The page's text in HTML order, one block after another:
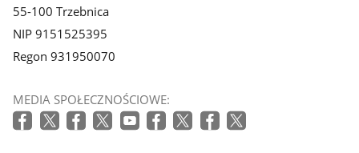
55-100 Trzebnica
NIP 9151525395
Regon 931950070
MEDIA SPOŁECZNOŚCIOWE: